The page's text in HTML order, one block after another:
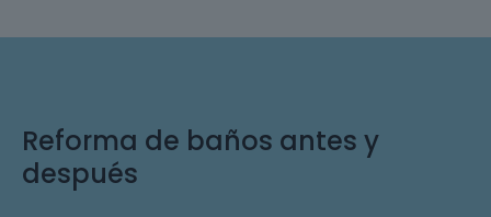
Reforma de baños antes y
después